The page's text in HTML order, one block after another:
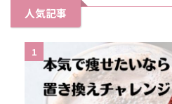
人気記事
1